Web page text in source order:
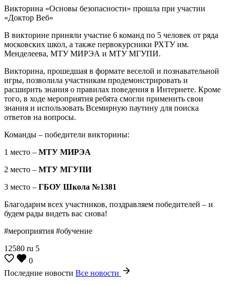
Викторина «Основы безопасности» прошла при участии
«Доктор Веб»
В викторине приняли участие 6 команд по 5 человек от ряда
московских школ, а также первокурсники РХТУ им.
Менделеева, МТУ МИРЭА и МТУ МГУПИ.
Викторина, прошедшая в формате веселой и познавательной
игры, позволила участникам продемонстрировать и
расширить знания о правилах поведения в Интернете. Кроме
того, в ходе мероприятия ребята смогли применить свои
знания и использовать Всемирную паутину для поиска
ответов на вопросы.
Команды – победители викторины:
1 место – МТУ МИРЭА
2 место – МТУ МГУПИ
3 место – ГБОУ Школа №1381
Благодарим всех участников, поздравляем победителей – и
будем рады видеть вас снова!
#мероприятия #обучение
12580 ru 5
0
Последние новости Все новости